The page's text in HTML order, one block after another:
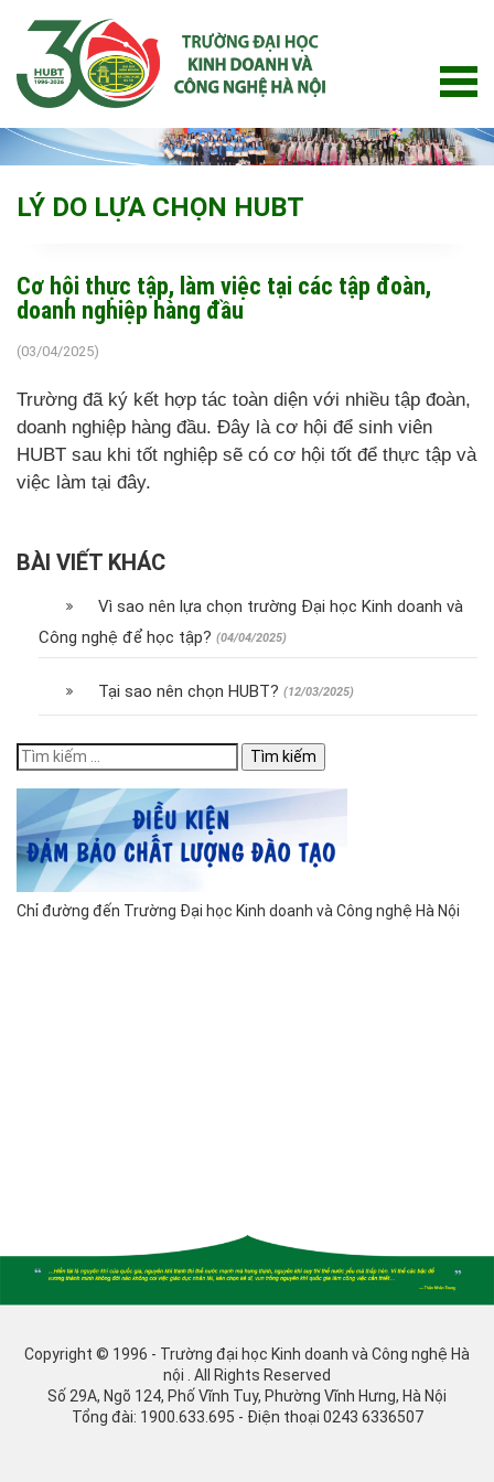
content
LÝ DO LỰA CHỌN HUBT
Cơ hội thực tập, làm việc tại các tập đoàn,
doanh nghiệp hàng đầu
(03/04/2025)
Trường đã ký kết hợp tác toàn diện với nhiều tập đoàn,
doanh nghiệp hàng đầu. Đây là cơ hội để sinh viên
HUBT sau khi tốt nghiệp sẽ có cơ hội tốt để thực tập và
việc làm tại đây.
BÀI VIẾT KHÁC
Vì sao nên lựa chọn trường Đại học Kinh doanh và
Công nghệ để học tập? (04/04/2025)
Tại sao nên chọn HUBT? (12/03/2025)
Tìm
kiếm
cho:
Chỉ đường đến Trường Đại học Kinh doanh và Công nghệ Hà Nội
Copyright © 1996 - Trường đại học Kinh doanh và Công nghệ Hà
nội . All Rights Reserved
Số 29A, Ngõ 124, Phố Vĩnh Tuy, Phường Vĩnh Hưng, Hà Nội
Tổng đài: 1900.633.695 - Điện thoại 0243 6336507